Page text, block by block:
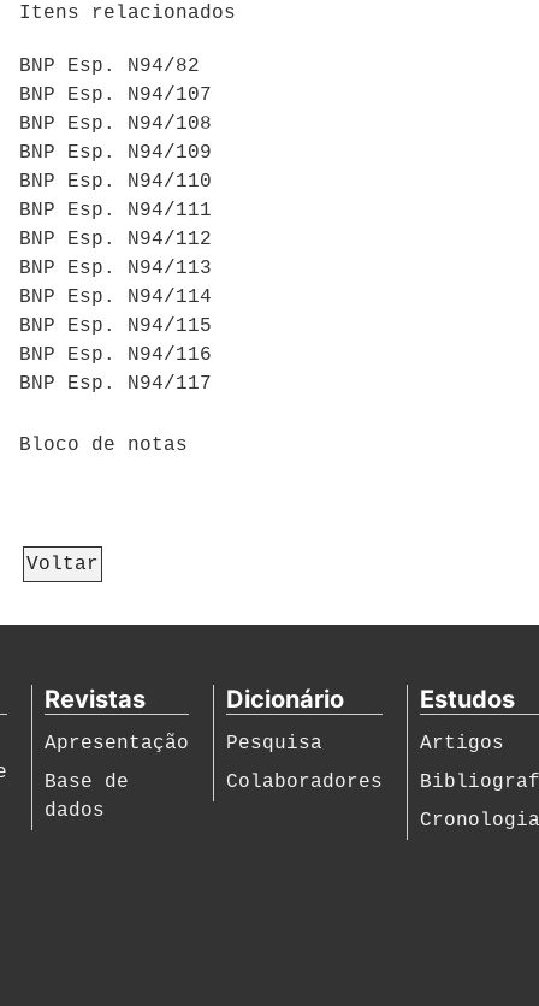
Itens relacionados
BNP Esp. N94/82
BNP Esp. N94/107
BNP Esp. N94/108
BNP Esp. N94/109
BNP Esp. N94/110
BNP Esp. N94/111
BNP Esp. N94/112
BNP Esp. N94/113
BNP Esp. N94/114
BNP Esp. N94/115
BNP Esp. N94/116
BNP Esp. N94/117
Bloco de notas
Voltar
Revistas
Apresentação
Base de
dados
Dicionário
Pesquisa
Colaboradores
Estudos
Artigos